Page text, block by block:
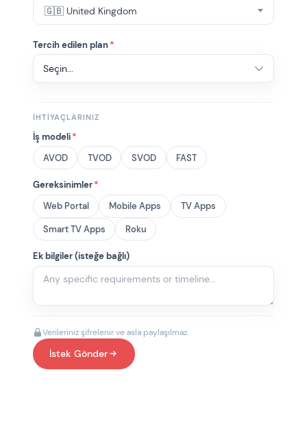
🇬🇧 United Kingdom
Tercih edilen plan*
İHTIYAÇLARINIZ
İş modeli*
AVOD
TVOD SVOD FAST
Gereksinimler*
Web Portal
Mobile Apps
TV Apps
Smart TV Apps
Roku
Ek bilgiler (isteğe bağlı)
Verileriniz şifrelenir ve asla paylaşılmaz.
İstek Gönder